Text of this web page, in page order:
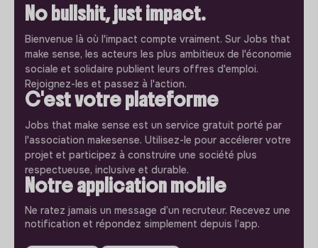
No bullshit, just impact.
Bienvenue là où l'impact compte vraiment. Sur Jobs that
make sense, les acteurs les plus ambitieux de l'économie
sociale et solidaire publient leurs offres d'emploi.
Rejoignez-les et passez à l'action.
C'est votre plateforme
Jobs that make sense est un service gratuit porté par
l'association makesense. Utilisez-le pour accélerer votre
projet et participez à construire une société plus
respectueuse, inclusive et durable.
Notre application mobile
Ne ratez jamais un message d’un recruteur. Recevez une
notification et répondez simplement depuis l’app.